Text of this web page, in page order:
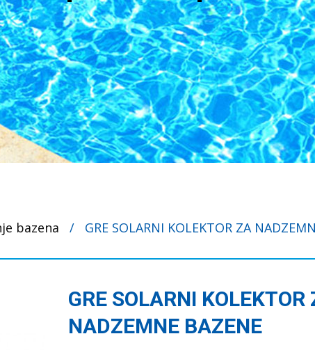
bazena / GRE SOLARNI KOLEKTOR ZA
GRE SOLARNI KOLEKTOR
NADZEMNE BAZENE